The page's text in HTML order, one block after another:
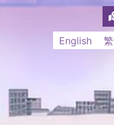
English